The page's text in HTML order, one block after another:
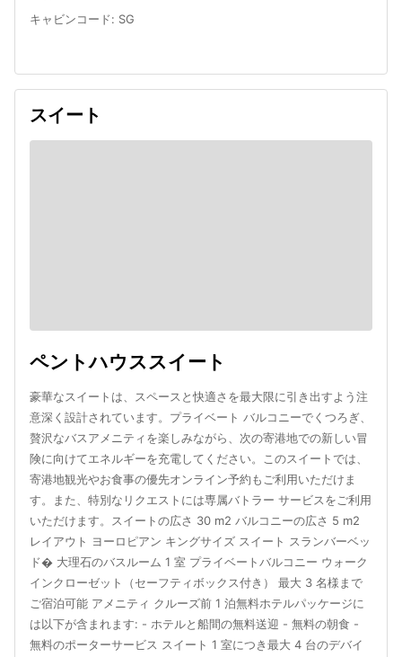
キャビンコード: SG
スイート
ペントハウススイート
豪華なスイートは、スペースと快適さを最大限に引き出すよう注
意深く設計されています。プライベート バルコニーでくつろぎ、
贅沢なバスアメニティを楽しみながら、次の寄港地での新しい冒
険に向けてエネルギーを充電してください。このスイートでは、
寄港地観光やお食事の優先オンライン予約もご利用いただけま
す。また、特別なリクエストには専属バトラー サービスをご利用
いただけます。スイートの広さ 30 m2 バルコニーの広さ 5 m2
レイアウト ヨーロピアン キングサイズ スイート スランバーベッ
ド� 大理石のバスルーム 1 室 プライベートバルコニー ウォーク
インクローゼット（セーフティボックス付き） 最大 3 名様まで
ご宿泊可能 アメニティ クルーズ前 1 泊無料ホテルパッケージに
は以下が含まれます: - ホテルと船間の無料送迎 - 無料の朝食 -
無料のポーターサービス スイート 1 室につき最大 4 台のデバイ